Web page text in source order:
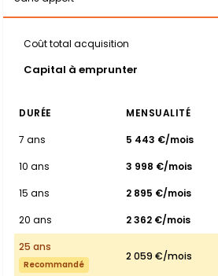
Coût total acquisition
Capital à emprunter
DURÉE MENSUALITÉ
7 ans
5 443 €/mois
10 ans
3 998 €/mois
15 ans
2 895 €/mois
20 ans
2 362 €/mois
25 ans
Recommandé
2 059 €/mois